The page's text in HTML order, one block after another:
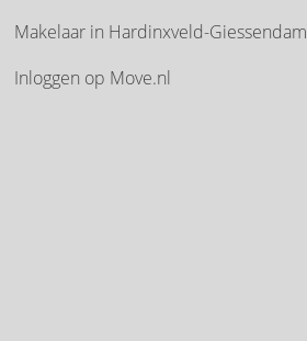
Makelaar in Hardinxveld-Giessendam
Inloggen op Move.nl